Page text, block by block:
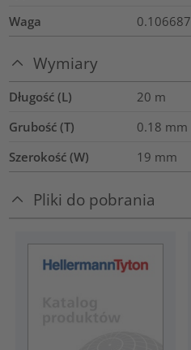
Waga
0.106687
Wymiary
Długość (L) 20 m
Grubość (T)
0.18 mm
Szerokość (W)
19 mm
Pliki do pobrania